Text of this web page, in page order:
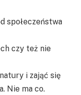
społeczeństwa
czy też nie
i zająć się
Nie ma co.